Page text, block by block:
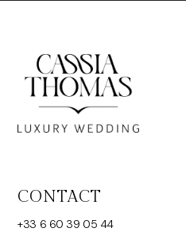
CONTACT
+33 6 60 39 05 44